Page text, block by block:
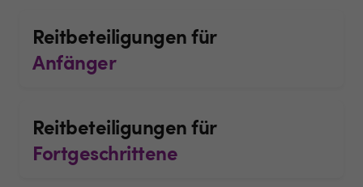
Reitbeteiligungen für
Anfänger
Reitbeteiligungen für
Fortgeschrittene